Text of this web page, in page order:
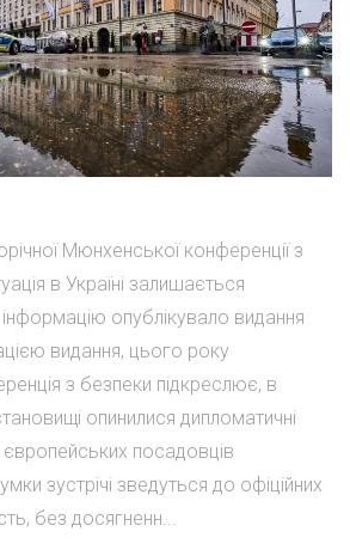
Мюнхенської конференції з
в Україні залишається
опублікувало видання
видання, цього року
з безпеки підкреслює, в
опинилися дипломатичні
посадовців
зустрічі зведуться до офіційних
без досягненн...